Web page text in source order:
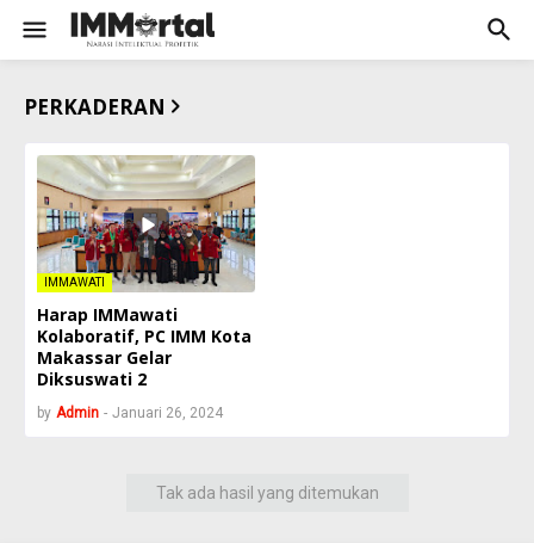
PERKADERAN
IMMAWATI
Harap IMMawati
Kolaboratif, PC IMM Kota
Makassar Gelar
Diksuswati 2
by Admin - Januari 26, 2024
Tak ada hasil yang ditemukan